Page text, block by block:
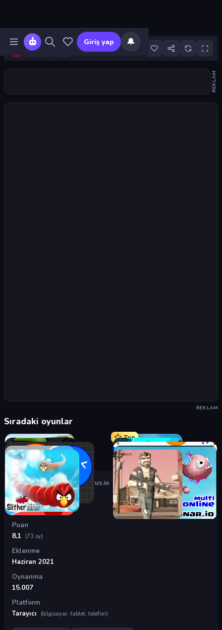
Giriş yap 🔔
59
REKLAM
REKLAM
Sıradaki oyunlar
Top
Oyunlar›.io Oyunları›Amogus.io
Amogus.io
Puan
8,1
(73 oy)
Eklenme
Haziran 2021
Oynanma
15.007
Platform
Tarayıcı
(bilgisayar, tablet, telefon)